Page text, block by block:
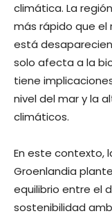
climática. La
más rápido que el
está
solo afecta a la
tiene
nivel del mar y la
climáticos.
En este contexto,
Groenlandia
equilibrio entre el
sostenibilidad